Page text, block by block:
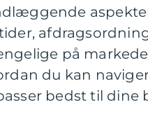
på
du kan
bedst til dine